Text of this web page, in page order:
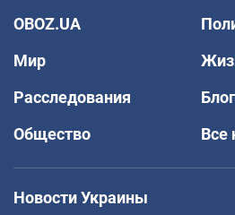
OBOZ.UA
Мир
Расследования
Общество
Все
Новости Украины